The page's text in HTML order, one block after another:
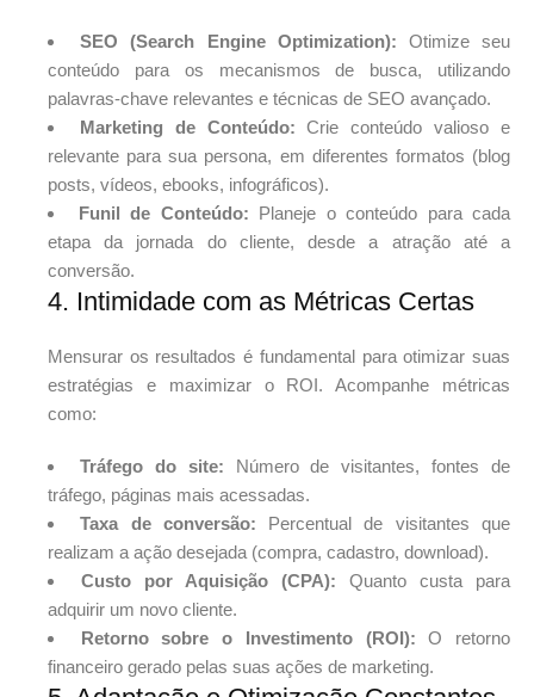
SEO (Search Engine Optimization): Otimize seu
conteúdo para os mecanismos de busca, utilizando
palavras-chave relevantes e técnicas de SEO avançado.
Marketing de Conteúdo: Crie conteúdo valioso e
relevante para sua persona, em diferentes formatos (blog
posts, vídeos, ebooks, infográficos).
Funil de Conteúdo: Planeje o conteúdo para cada
etapa da jornada do cliente, desde a atração até a
conversão.
4. Intimidade com as Métricas Certas
Mensurar os resultados é fundamental para otimizar suas
estratégias e maximizar o ROI. Acompanhe métricas
como:
Tráfego do site: Número de visitantes, fontes de
tráfego, páginas mais acessadas.
Taxa de conversão: Percentual de visitantes que
realizam a ação desejada (compra, cadastro, download).
Custo por Aquisição (CPA): Quanto custa para
adquirir um novo cliente.
Retorno sobre o Investimento (ROI): O retorno
financeiro gerado pelas suas ações de marketing.